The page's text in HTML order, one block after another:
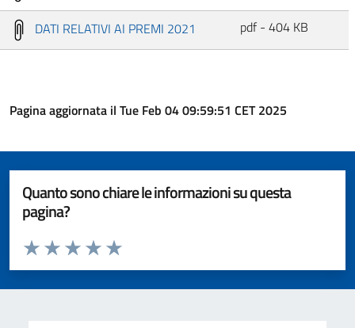
DATI RELATIVI AI PREMI 2021 pdf - 404 KB
Pagina aggiornata il Tue Feb 04 09:59:51 CET 2025
Quanto sono chiare le informazioni su questa
pagina?
Valuta da 1 a 5 stelle la pagina
Valuta 5 stelle su 5
Valuta 4 stelle su 5
Valuta 3 stelle su 5
Valuta 2 stelle su 5
Valuta 1 stelle su 5